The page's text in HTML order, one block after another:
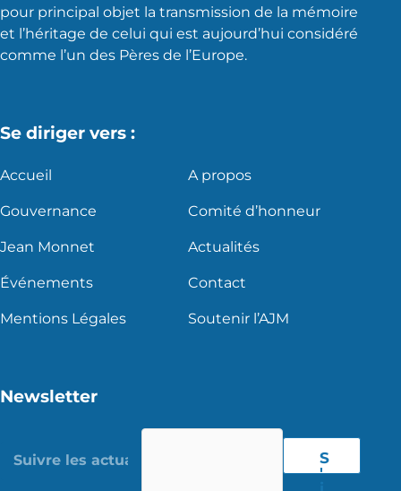
pour principal objet la transmission de la mémoire
et l’héritage de celui qui est aujourd’hui considéré
comme l’un des Pères de l’Europe.
Se diriger vers :
Accueil A propos
Gouvernance Comité d’honneur
Jean Monnet Actualités
Événements Contact
Mentions Légales Soutenir l’AJM
Newsletter
S
'